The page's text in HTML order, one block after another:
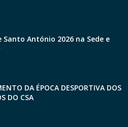
Santo António 2026 na Sede e
DA ÉPOCA DESPORTIVA DOS
DO CSA